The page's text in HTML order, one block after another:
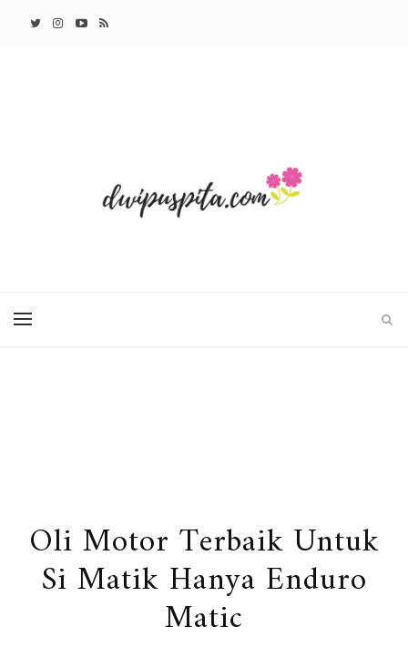
Oli Motor Terbaik Untuk
Si Matik Hanya Enduro
Matic